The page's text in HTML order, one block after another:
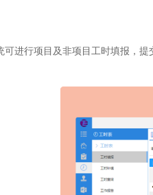
进行项目及非项目工时填报，提